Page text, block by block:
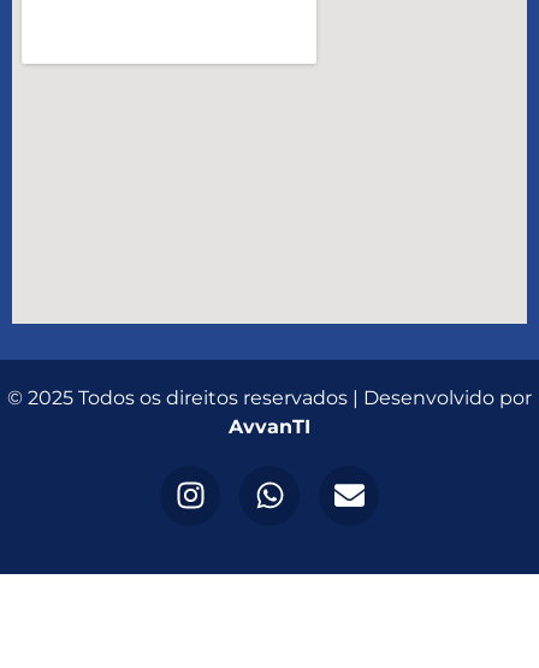
© 2025 Todos os direitos reservados | Desenvolvido por
AvvanTI